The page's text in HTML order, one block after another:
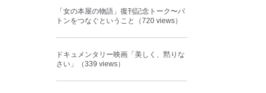
「女の本屋の物語」復刊記念トーク〜バ
トンをつなぐということ（720 views）
ドキュメンタリー映画「美しく、黙りな
さい」（339 views）